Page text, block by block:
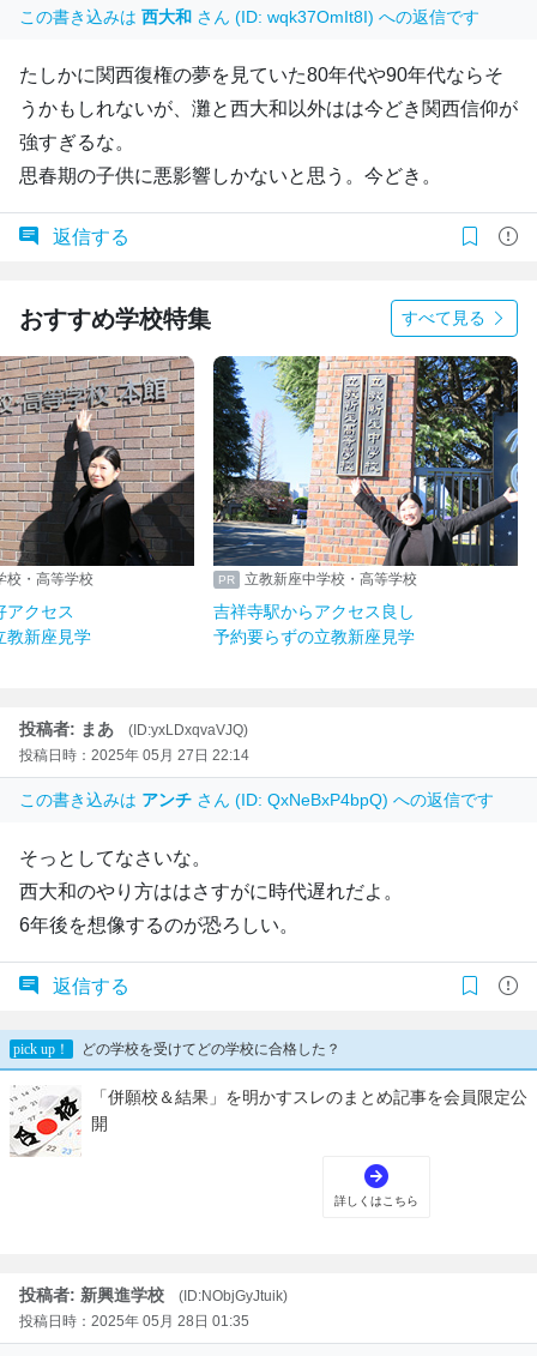
この書き込みは 西大和 さん (ID: wqk37OmIt8I) への返信です
たしかに関西復権の夢を見ていた80年代や90年代ならそ
うかもしれないが、灘と西大和以外はは今どき関西信仰が
強すぎるな。
思春期の子供に悪影響しかないと思う。今どき。
返信する
おすすめ学校特集 すべて見る
校・高等学校
アクセス
教新座見学
立教新座中学校・高等学校
吉祥寺駅からアクセス良し
予約要らずの立教新座見学
投稿者: まあ
(ID:yxLDxqvaVJQ)
投稿日時：2025年 05月 27日 22:14
この書き込みは アンチ さん (ID: QxNeBxP4bpQ) への返信です
そっとしてなさいな。
西大和のやり方ははさすがに時代遅れだよ。
6年後を想像するのが恐ろしい。
返信する
投稿者: 新興進学校
(ID:NObjGyJtuik)
投稿日時：2025年 05月 28日 01:35